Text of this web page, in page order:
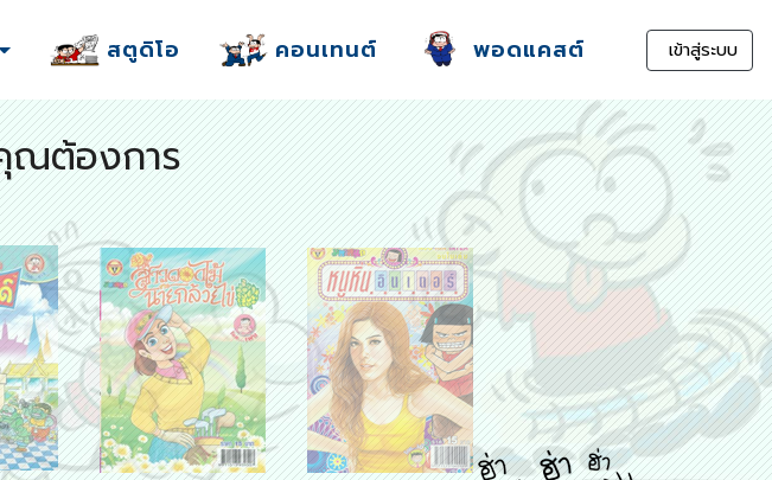
สตูดิโอ คอนเทนต์ พอดแคสต์ เข้าสู่ระบบ
ณต้องการ